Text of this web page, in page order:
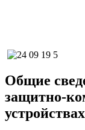
Общие
защитно-